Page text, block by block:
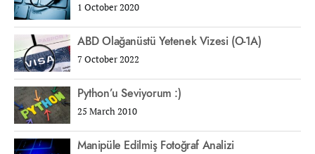
1 October 2020
ABD Olağanüstü Yetenek Vizesi (O-1A)
7 October 2022
Python’u Seviyorum :)
25 March 2010
Manipüle Edilmiş Fotoğraf Analizi